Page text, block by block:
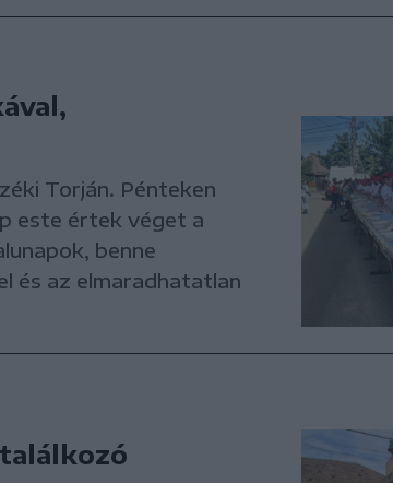
Torján. Pénteken
este értek véget a
benne
és az elmaradhatatlan